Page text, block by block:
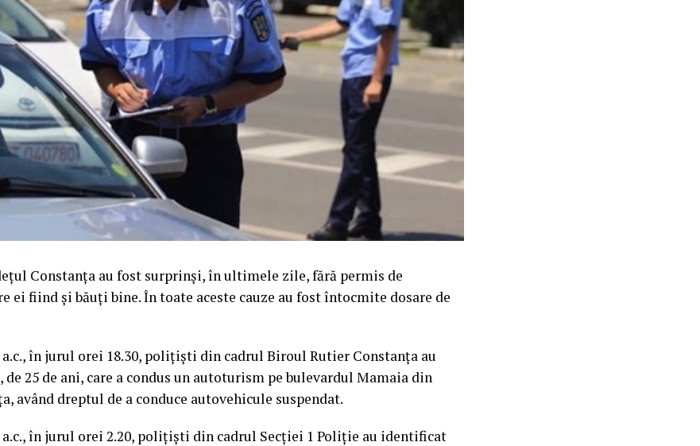
Constanța au fost surprinși, în ultimele zile, fără permis de
ei fiind și băuți bine. În toate aceste cauze au fost întocmite dosare de
în jurul orei 18.30, polițiști din cadrul Biroul Rutier Constanța au
25 de ani, care a condus un autoturism pe bulevardul Mamaia din
având dreptul de a conduce autovehicule suspendat.
a.c., în jurul orei 2.20, polițiști din cadrul Secției 1 Poliție au identificat